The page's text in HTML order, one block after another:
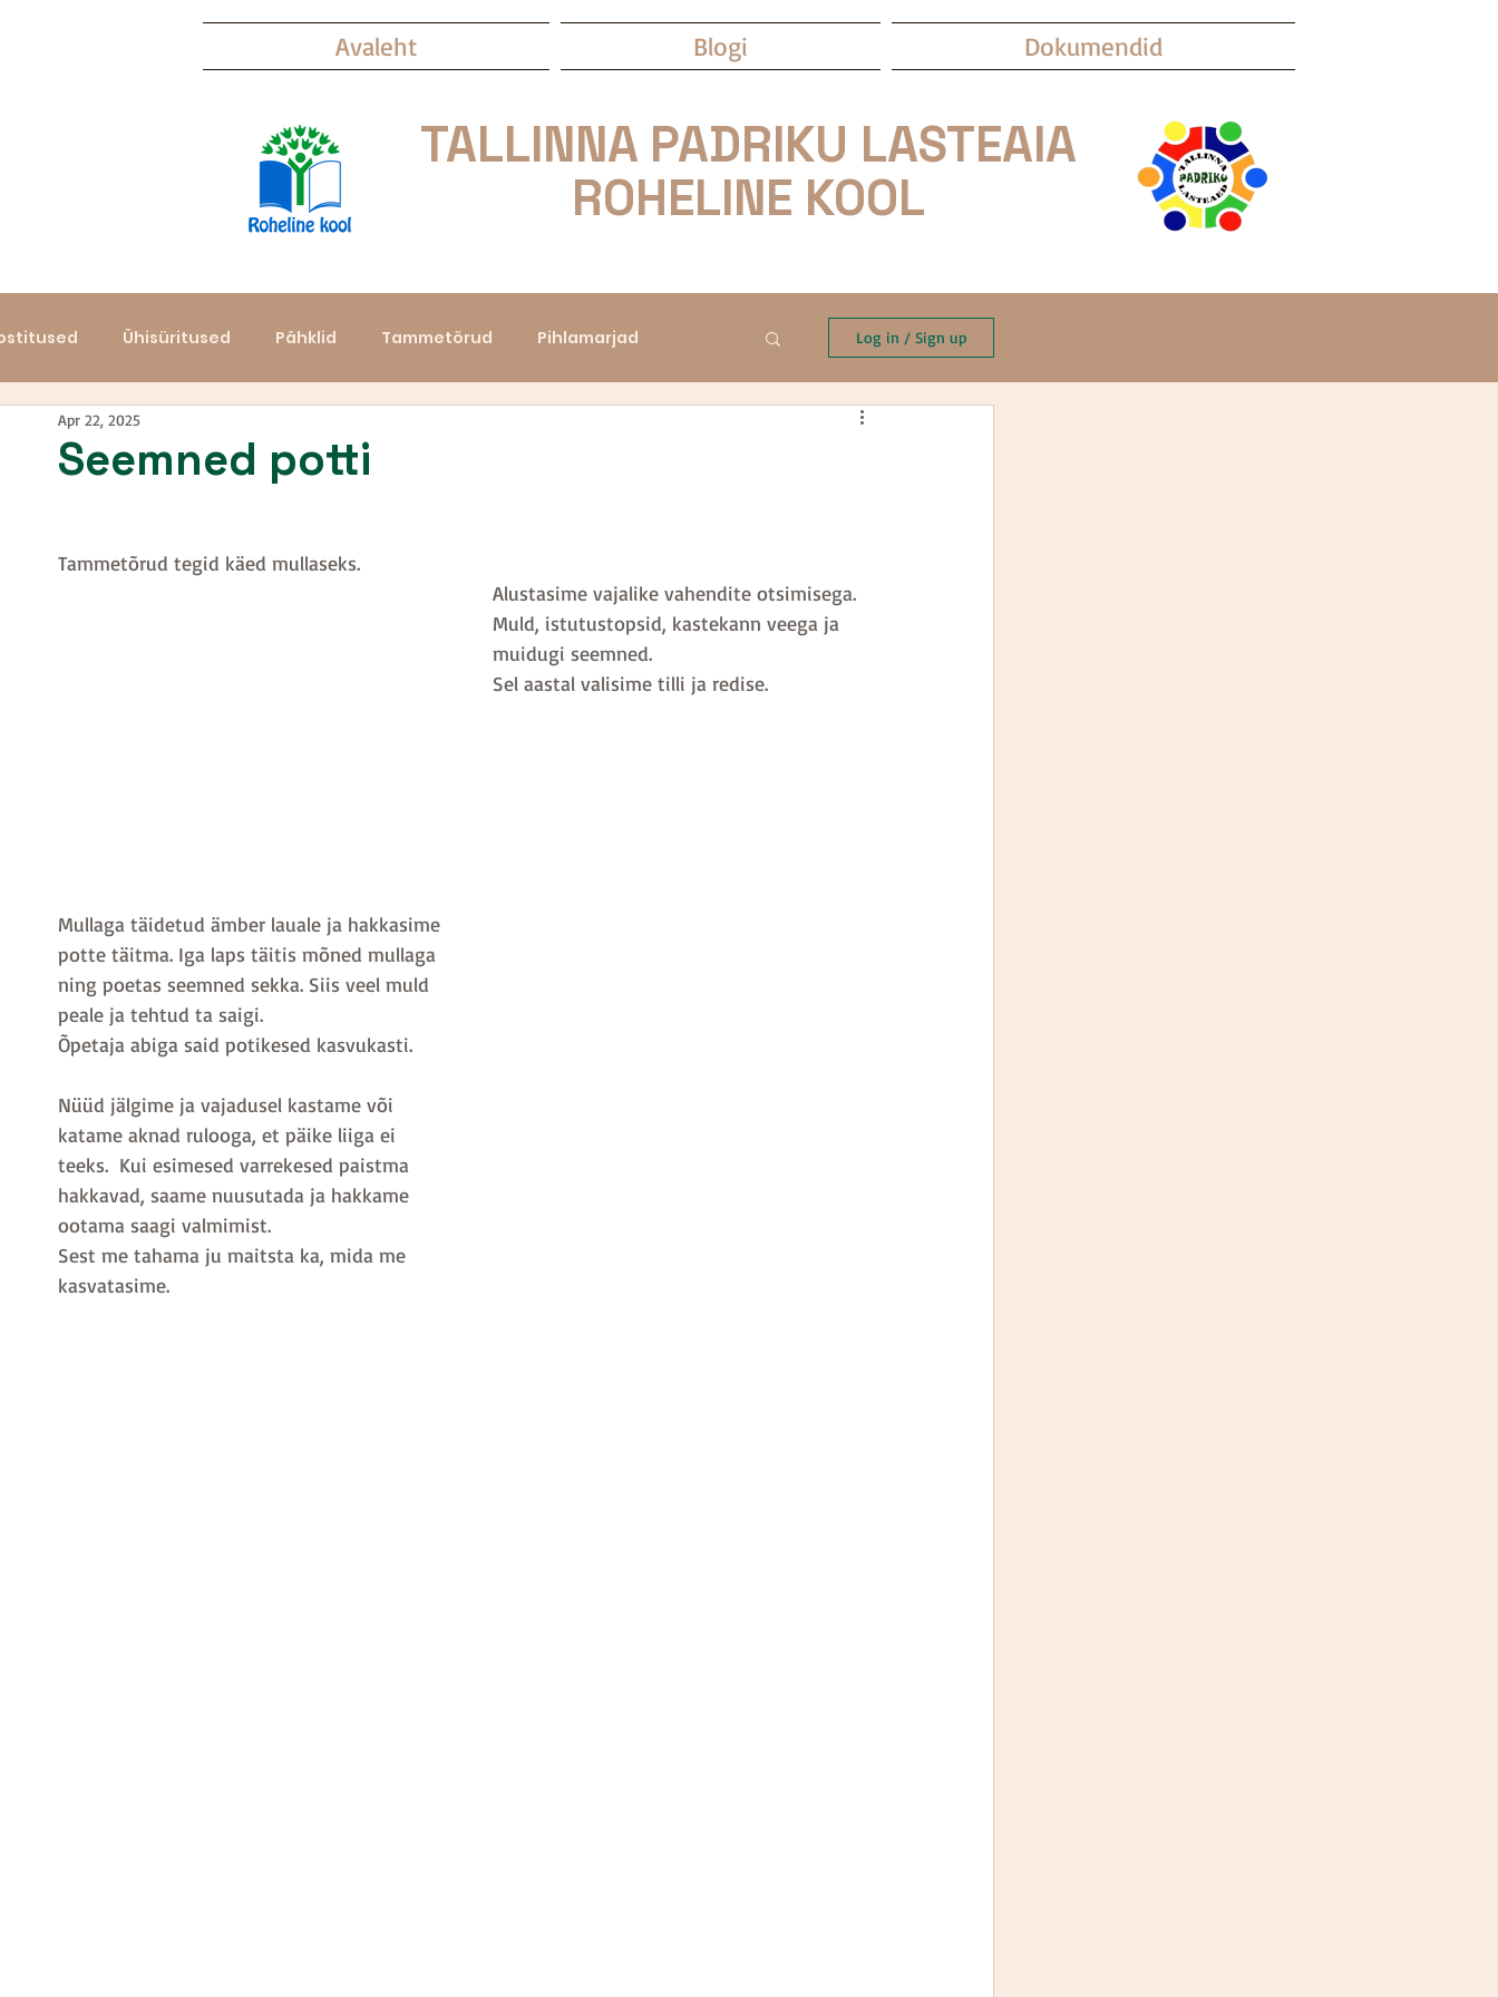
Avaleht Blogi Dokumendid
TALLINNA PADRIKU LASTEAIA
ROHELINE KOOL
Ühisüritused Pähklid Tammetõrud Pihlamarjad Log in / Sign up
Seemned potti
Apr 22, 2025
Tammetõrud tegid käed mullaseks.
Alustasime vajalike vahendite otsimisega.
Muld, istutustopsid, kastekann veega ja
muidugi seemned.
Sel aastal valisime tilli ja redise.
Mullaga täidetud ämber lauale ja hakkasime
potte täitma. Iga laps täitis mõned mullaga
ning poetas seemned sekka. Siis veel muld
peale ja tehtud ta saigi.
Õpetaja abiga said potikesed kasvukasti.
Nüüd jälgime ja vajadusel kastame või
katame aknad rulooga, et päike liiga ei
teeks.  Kui esimesed varrekesed paistma
hakkavad, saame nuusutada ja hakkame
ootama saagi valmimist.
Sest me tahama ju maitsta ka, mida me
kasvatasime.